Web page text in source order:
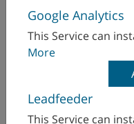
Emiratos Árabes
Eslovaquia
España
office(at)wfl-uk.net
+44 (0) 1858 467182
https://www.wfl.at/en/
Google Analytics
This Service can
More
Leadfeeder
This Service can